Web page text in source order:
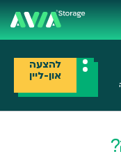
להצעה
און-ליין